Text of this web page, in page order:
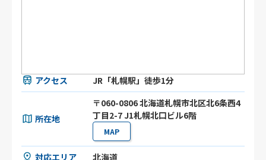
アクセス JR「札幌駅」徒歩1分
所在地
〒060-0806 北海道札幌市北区北6条西4
丁目2-7 J1札幌北口ビル6階
MAP
対応エリア 北海道